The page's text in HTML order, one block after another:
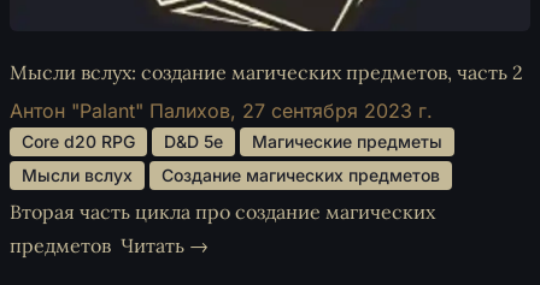
Мысли вслух: создание магических предметов, часть 2
Антон "Palant" Палихов, 27 сентября 2023 г.
Core d20 RPG D&D 5e
Магические предметы
Мысли вслух
Создание магических предметов
Вторая часть цикла про создание магических
предметов Читать →